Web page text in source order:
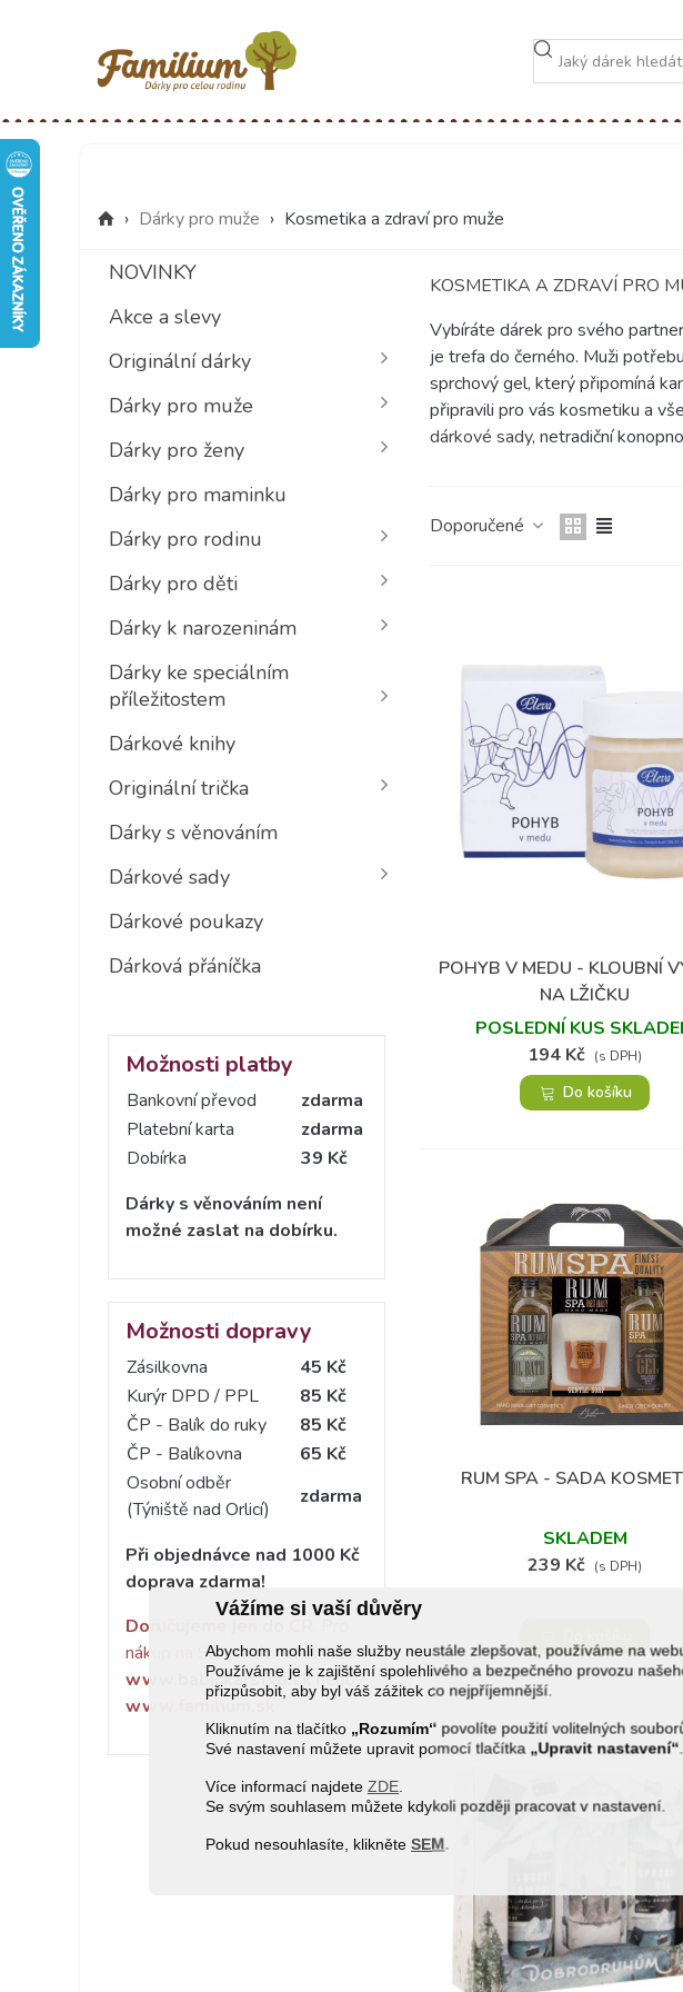
Vážíme si vaší důvěry
Abychom mohli naše služby neustále zlepšovat, používáme na
Používáme je k zajištění spolehlivého a bezpečného provozu
přizpůsobit, aby byl váš zážitek co nejpříjemnější.
Kliknutím na tlačítko „Rozumím“ povolíte použití volitelných
Své nastavení můžete upravit pomocí tlačítka „Upravit nastavení“.
Více informací najdeteZDE
Se svým souhlasem můžete kdykoli později pracovat v nastavení.
Pokud nesouhlasíte, klikněteSEM.
› Dárky pro muže › Kosmetika a zdraví pro muže
NOVINKY
Akce a slevy
Originální dárky
Dárky pro muže
Dárky pro ženy
Dárky pro maminku
Dárky pro rodinu
Dárky pro děti
Dárky k narozeninám
Dárky ke speciálním
příležitostem
Dárkové knihy
Originální trička
Dárky s věnováním
Dárkové sady
Dárkové poukazy
Dárková přáníčka
Možnosti platby
Bankovní převod
zdarma
Platební karta
zdarma
Dobírka
39 Kč
Dárky s věnováním není
možné zaslat na dobírku.
Možnosti dopravy
Zásilkovna
45 Kč
Kurýr DPD / PPL
85 Kč
ČP - Balík do ruky
85 Kč
ČP - Balíkovna
65 Kč
Osobní odběr
(Týniště nad Orlicí)
zdarma
Při objednávce nad 1000 Kč
doprava zdarma!
Doručujeme jen do ČR
nákup na Slovensko navštivte
www.babickarstvo.sknebo
www.familium.sk
KOSMETIKA A ZDRAVÍ PRO
Vybíráte dárek pro svého
je trefa do černého. Muži
sprchový gel, který připomíná
připravili pro vás kosmetiku a
dárkové sady, netradiční
Doporučené
Přidat do oblíbených
POHYB V MEDU - KLOUBNÍ
NA LŽIČKU
POSLEDNÍ KUS
194 Kč (s DPH)
Do košíku
Přidat do oblíbených
RUM SPA - SADA
SKLADEM
239 Kč (s DPH)